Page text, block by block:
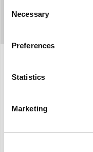
Selection
Necessary
Preferences
Statistics
Marketing
Χωρητικότητα